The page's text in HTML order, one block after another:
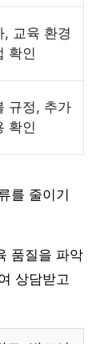
, 교육 환경
확인
규정, 추가
확인
를 줄이기
품질을 파악
상담받고